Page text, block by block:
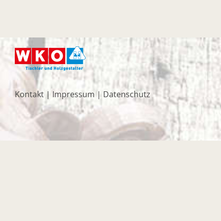
Kontakt | Impressum | Datenschutz